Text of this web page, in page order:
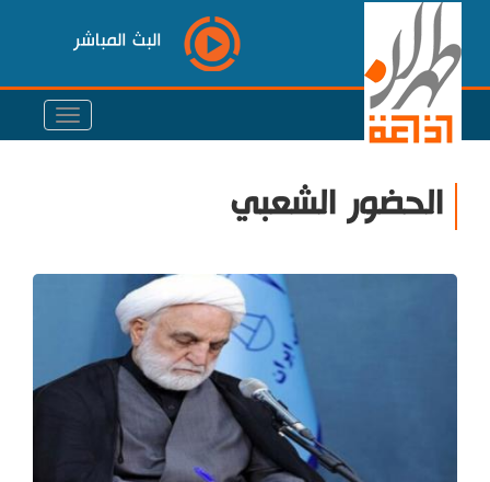
البث المباشر
الحضور الشعبي